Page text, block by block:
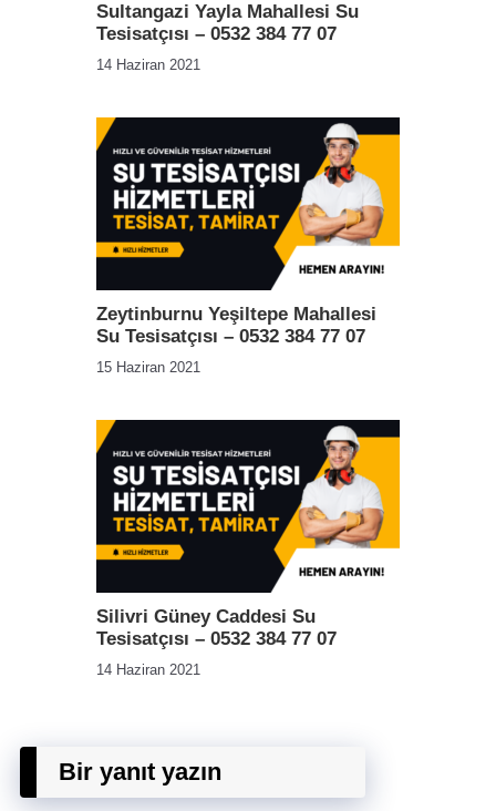
Sultangazi Yayla Mahallesi Su
Tesisatçısı – 0532 384 77 07
14 Haziran 2021
Zeytinburnu Yeşiltepe Mahallesi
Su Tesisatçısı – 0532 384 77 07
15 Haziran 2021
Silivri Güney Caddesi Su
Tesisatçısı – 0532 384 77 07
14 Haziran 2021
Bir yanıt yazın